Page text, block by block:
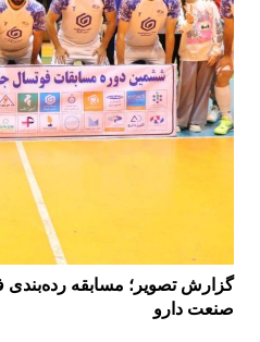
گزارش تصویر؛ مسابقه
صنعت دارو